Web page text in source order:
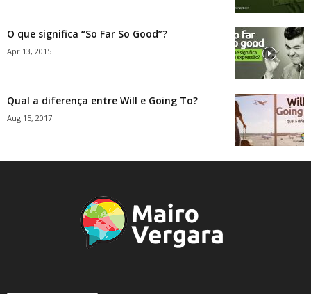
O que significa “So Far So Good”?
Apr 13, 2015
Qual a diferença entre Will e Going To?
Aug 15, 2017